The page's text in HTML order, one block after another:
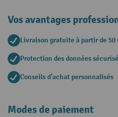
Vos avantages
Livraison gratuite à partir de 50
Protection des données
Conseils d'achat personnalisés
Modes de paiement